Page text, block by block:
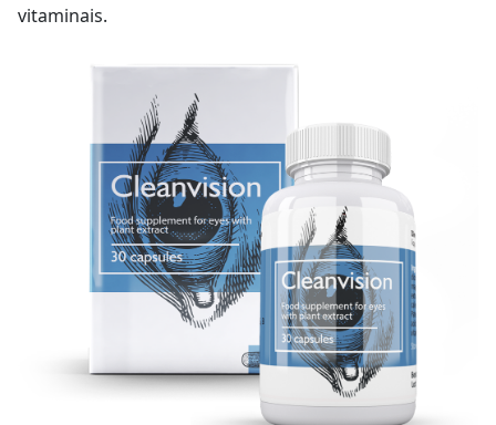
vitaminais.